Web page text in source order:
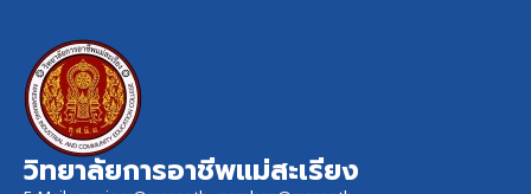
วิทยาลัยการอาชีพแม่สะเรียง